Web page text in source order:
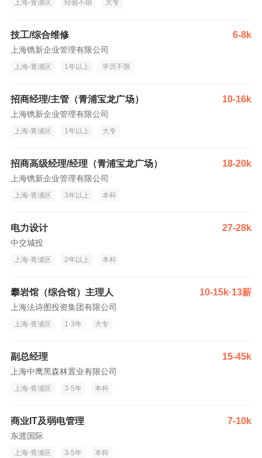
上海-青浦区 经验不限 大专
技工/综合维修 6-8k
上海镌新企业管理有限公司
上海-青浦区 1年以上 学历不限
招商经理/主管（青浦宝龙广场） 10-16k
上海镌新企业管理有限公司
上海-青浦区 1年以上 大专
招商高级经理/经理（青浦宝龙广场） 18-20k
上海镌新企业管理有限公司
上海-青浦区 3年以上 本科
电力设计 27-28k
中交城投
上海-青浦区 2年以上 本科
攀岩馆（综合馆）主理人 10-15k·13薪
上海法诗图投资集团有限公司
上海-青浦区 1-3年 大专
副总经理 15-45k
上海中鹰黑森林置业有限公司
上海-青浦区 3-5年 本科
商业IT及弱电管理 7-10k
东渡国际
上海-青浦区 3-5年 本科